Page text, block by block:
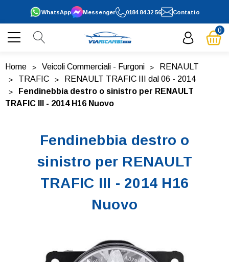
0184 84 32 56
WhatsApp Contatto
Messenger
0
Home Veicoli Commerciali - Furgoni
RENAULT
TRAFIC
RENAULT TRAFIC III dal 06 - 2014
Fendinebbia destro o sinistro per RENAULT
TRAFIC III - 2014 H16 Nuovo
Fendinebbia destro o
sinistro per RENAULT
TRAFIC III - 2014 H16
Nuovo